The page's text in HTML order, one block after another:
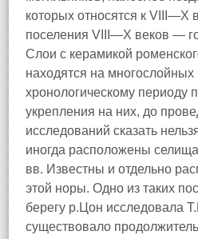
которых относятся к VIII—X
поселения VIII—X веков —
Слои с керамикой
находятся на
хронологическому периоду
укрепления на них, до
исследований сказать
иногда расположены
вв. Известны и отдельно
этой норы. Одно из таких
берегу р.Цон исследовала
существовало